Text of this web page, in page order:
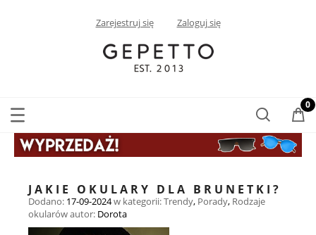
Zarejestruj się Zaloguj się
JAKIE OKULARY DLA BRUNETKI?
Dodano: 17-09-2024w kategorii:Trendy, Porady, Rodzaje
okularówautor: Dorota